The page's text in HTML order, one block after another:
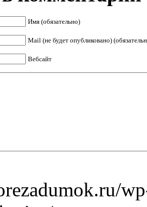
Имя (обязательно)
Mail (не будет опубликовано)
Вебсайт